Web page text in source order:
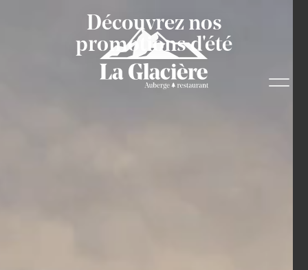
Découvrez nos
promotions d'été